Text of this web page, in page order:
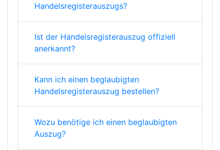
Handelsregisterauszugs?
Ist der Handelsregisterauszug offiziell
anerkannt?
Kann ich einen beglaubigten
Handelsregisterauszug bestellen?
Wozu benötige ich einen beglaubigten
Auszug?